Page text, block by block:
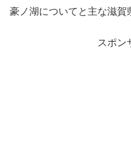
豪ノ湖についてと主な滋賀
スポン